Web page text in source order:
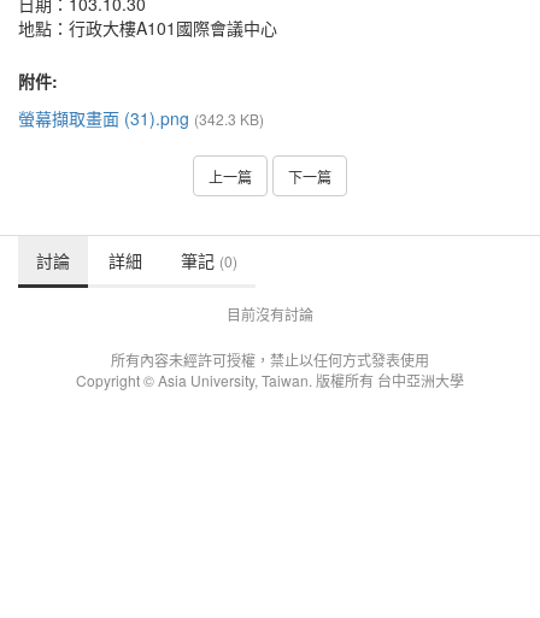
地點：行政大樓A101國際會議中心
附件:
螢幕擷取畫面 (31).png (342.3 KB)
上一篇 下一篇
討論 詳細 筆記 (0)
目前沒有討論
所有內容未經許可授權，禁止以任何方式發表使用
Copyright © Asia University, Taiwan. 版權所有 台中亞洲大學